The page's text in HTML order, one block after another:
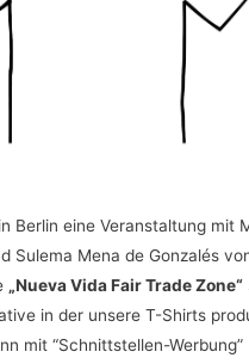
Berlin eine Veranstaltung mit
Sulema Mena de Gonzalés
„Nueva Vida Fair Trade Zone“
in der unsere T-Shirts
mit “Schnittstellen-